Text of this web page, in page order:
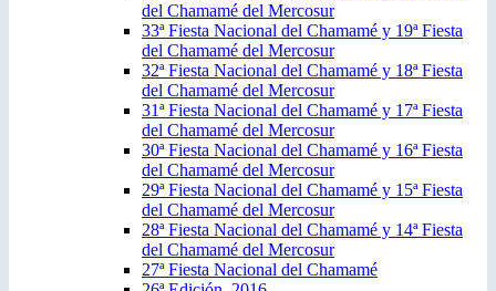
del Chamamé del Mercosur
33ª Fiesta Nacional del Chamamé y 19ª Fiesta
del Chamamé del Mercosur
32ª Fiesta Nacional del Chamamé y 18ª Fiesta
del Chamamé del Mercosur
31ª Fiesta Nacional del Chamamé y 17ª Fiesta
del Chamamé del Mercosur
30ª Fiesta Nacional del Chamamé y 16ª Fiesta
del Chamamé del Mercosur
29ª Fiesta Nacional del Chamamé y 15ª Fiesta
del Chamamé del Mercosur
28ª Fiesta Nacional del Chamamé y 14ª Fiesta
del Chamamé del Mercosur
27ª Fiesta Nacional del Chamamé